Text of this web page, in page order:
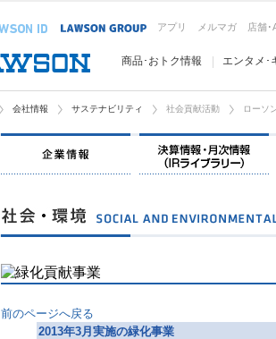
アプリ メルマガ 店舗･
商品･おトク情報 エンタメ･
会社情報 サステナビリティ 社会貢献活動 ローソ
企業情報
前のページへ戻る
2013年3月実施の緑化事業